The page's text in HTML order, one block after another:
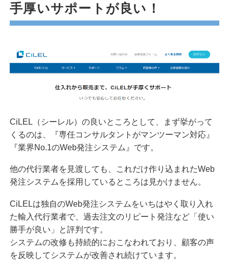
手厚いサポートが良い！
CiLEL（シーレル）の良いところとして、まず挙がって
くるのは、『専任コンサルタントがマンツーマン対応』
『業界No.1のWeb発注システム』です。
他の代行業者を見渡しても、これだけ作り込まれたWeb
発注システムを採用しているところは見かけません。
CiLELは独自のWeb発注システムをいちはやく取り入れ
た輸入代行業者で、過去注文のリピート発注など「使い
勝手が良い」と評判です。
システムの改修も持続的におこなわれており、顧客の声
を反映してシステムが改善され続けています。